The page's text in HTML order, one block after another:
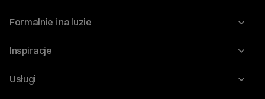
Formalnie i na luzie
O nas
Program Korzyści dla Inwestorów
Inspiracje
Blog
Usługi